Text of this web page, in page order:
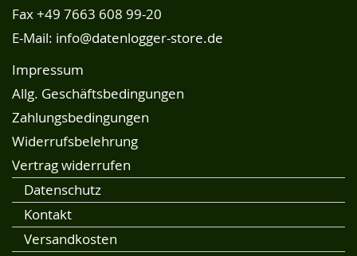
Fax +49 7663 608 99-20
E-Mail: info@datenlogger-store.de
Impressum
Allg. Geschäftsbedingungen
Zahlungsbedingungen
Widerrufsbelehrung
Vertrag widerrufen
Datenschutz
Kontakt
Versandkosten